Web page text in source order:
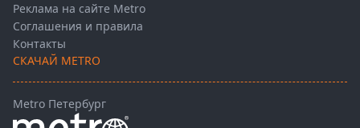
Реклама на сайте Metro
Соглашения и правила
Контакты
СКАЧАЙ METRO
Metro Петербург